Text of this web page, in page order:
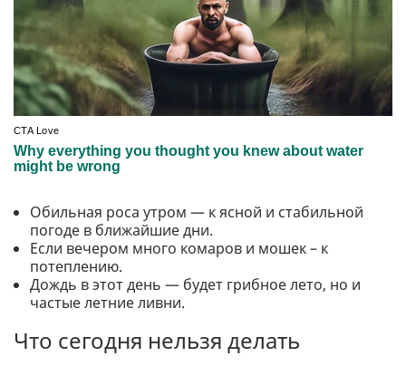
Обильная роса утром — к ясной и стабильной
погоде в ближайшие дни.
Если вечером много комаров и мошек – к
потеплению.
Дождь в этот день — будет грибное лето, но и
частые летние ливни.
Что сегодня нельзя делать